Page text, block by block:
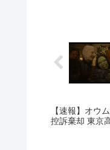
【速報】オウム真理
控訴棄却